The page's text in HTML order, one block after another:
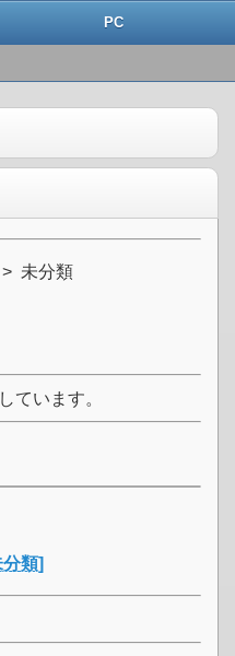
PC
> 未分類
ています。
類]